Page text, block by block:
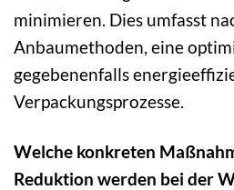
minimieren. Dies umfasst
Anbaumethoden, eine
gegebenenfalls
Verpackungsprozesse.
Welche konkreten
Reduktion werden bei der